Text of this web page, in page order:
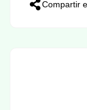
Compartir